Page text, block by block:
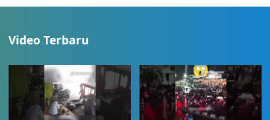
Video Terbaru